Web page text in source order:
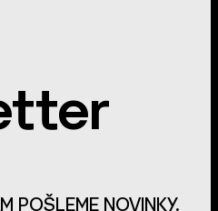
POŠLEME NOVINKY.